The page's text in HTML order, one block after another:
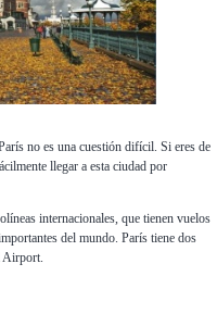
no es una cuestión difícil. Si eres de
llegar a esta ciudad por
internacionales, que tienen vuelos
del mundo. París tiene dos
Airport.